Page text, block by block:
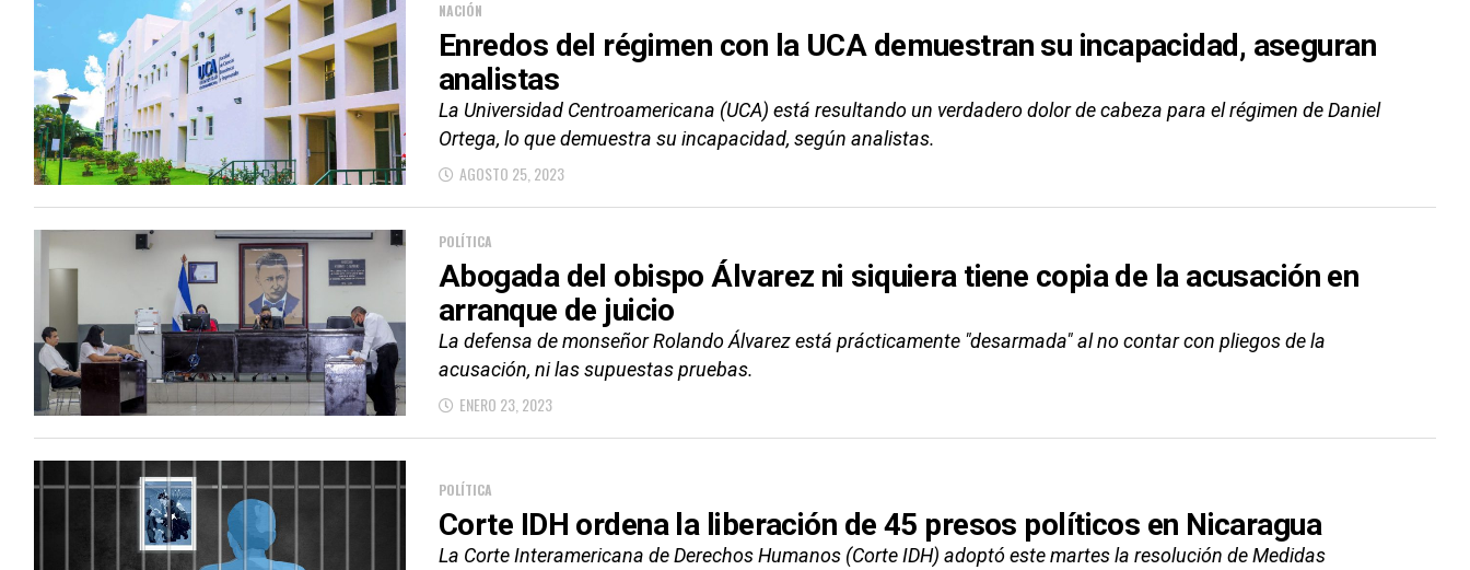
NACIÓN
Enredos del régimen con la UCA demuestran su incapacidad, aseguran
analistas
La Universidad Centroamericana (UCA) está resultando un verdadero dolor de cabeza para el régimen de Daniel
Ortega, lo que demuestra su incapacidad, según analistas.
AGOSTO 25, 2023
POLÍTICA
Abogada del obispo Álvarez ni siquiera tiene copia de la acusación en
arranque de juicio
La defensa de monseñor Rolando Álvarez está prácticamente "desarmada" al no contar con pliegos de la
acusación, ni las supuestas pruebas.
ENERO 23, 2023
POLÍTICA
Corte IDH ordena la liberación de 45 presos políticos en Nicaragua
La Corte Interamericana de Derechos Humanos (Corte IDH) adoptó este martes la resolución de Medidas